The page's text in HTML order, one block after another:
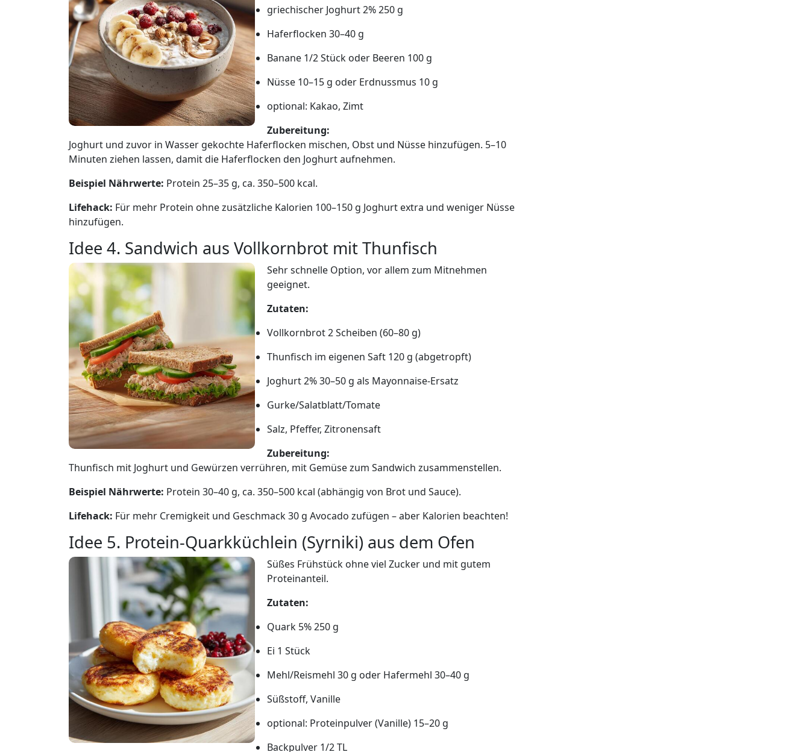
griechischer Joghurt 2% 250 g
Haferflocken 30–40 g
Banane 1/2 Stück oder Beeren 100 g
Nüsse 10–15 g oder Erdnussmus 10 g
optional: Kakao, Zimt
Zubereitung:
Joghurt und zuvor in Wasser gekochte Haferflocken mischen, Obst und Nüsse hinzufügen. 5–10
Minuten ziehen lassen, damit die Haferflocken den Joghurt aufnehmen.
Beispiel Nährwerte: Protein 25–35 g, ca. 350–500 kcal.
Lifehack: Für mehr Protein ohne zusätzliche Kalorien 100–150 g Joghurt extra und weniger Nüsse
hinzufügen.
Idee 4. Sandwich aus Vollkornbrot mit Thunfisch
Sehr schnelle Option, vor allem zum Mitnehmen
geeignet.
Zutaten:
Vollkornbrot 2 Scheiben (60–80 g)
Thunfisch im eigenen Saft 120 g (abgetropft)
Joghurt 2% 30–50 g als Mayonnaise-Ersatz
Gurke/Salatblatt/Tomate
Salz, Pfeffer, Zitronensaft
Zubereitung:
Thunfisch mit Joghurt und Gewürzen verrühren, mit Gemüse zum Sandwich zusammenstellen.
Beispiel Nährwerte: Protein 30–40 g, ca. 350–500 kcal (abhängig von Brot und Sauce).
Lifehack: Für mehr Cremigkeit und Geschmack 30 g Avocado zufügen – aber Kalorien beachten!
Idee 5. Protein-Quarkküchlein (Syrniki) aus dem Ofen
Süßes Frühstück ohne viel Zucker und mit gutem
Proteinanteil.
Zutaten:
Quark 5% 250 g
Ei 1 Stück
Mehl/Reismehl 30 g oder Hafermehl 30–40 g
Süßstoff, Vanille
optional: Proteinpulver (Vanille) 15–20 g
Backpulver 1/2 TL